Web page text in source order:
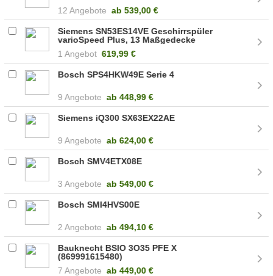
12 Angebote ab 539,00 €
Siemens SN53ES14VE Geschirrspüler
varioSpeed Plus, 13 Maßgedecke
1 Angebot 619,99 €
Bosch SPS4HKW49E Serie 4
9 Angebote ab448,99 €
Siemens iQ300 SX63EX22AE
9 Angebote ab 624,00 €
Bosch SMV4ETX08E
3 Angebote ab 549,00 €
Bosch SMI4HVS00E
2 Angebote ab494,10 €
Bauknecht BSIO 3O35 PFE X
(869991615480)
7 Angebote ab449,00 €